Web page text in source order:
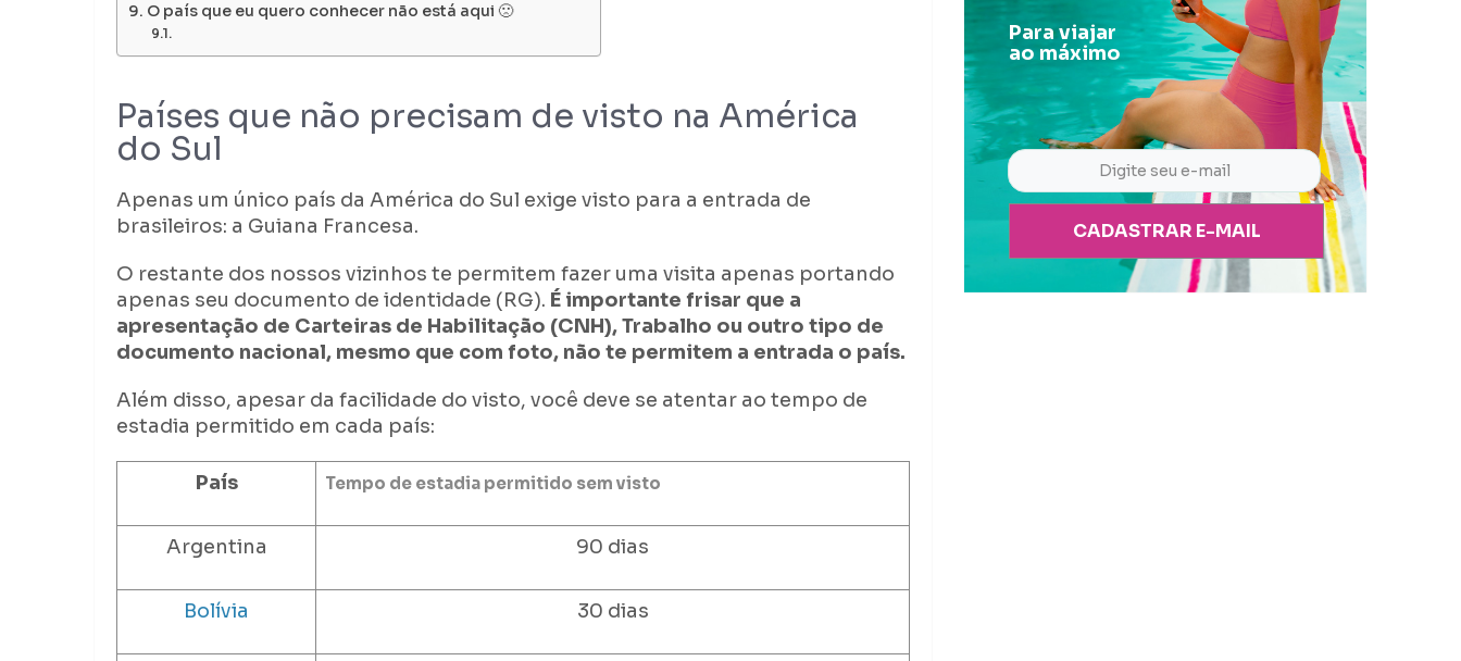
O país que eu quero conhecer não está aqui 🙁
Países que não precisam de visto na América
do Sul
Apenas um único país da América do Sul exige visto para a entrada de
brasileiros: a Guiana Francesa.
O restante dos nossos vizinhos te permitem fazer uma visita apenas portando
apenas seu documento de identidade (RG). É importante frisar que a
apresentação de Carteiras de Habilitação (CNH), Trabalho ou outro tipo de
documento nacional, mesmo que com foto, não te permitem a entrada o país.
Além disso, apesar da facilidade do visto, você deve se atentar ao tempo de
estadia permitido em cada país:
País Tempo de estadia permitido sem visto
Argentina 90 dias
Bolívia 30 dias
Para viajar
ao máximo
CADASTRAR E-MAIL